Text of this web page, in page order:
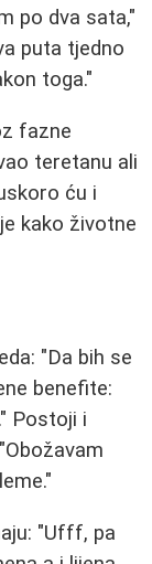
po dva sata,"
puta tjedno
toga."
fazne
teretanu ali
ću i
kako životne
"Da bih se
benefite:
Postoji i
"Ufff, pa